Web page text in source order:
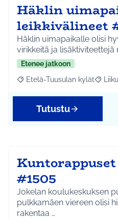
Häklin
leikkivälineet
Häklin uimapaikalle olisi
virikkeitä ja lisäktiviteettejä
Etenee jatkoon
Rajaa tulokset aihepiirin
Etelä-Tuusulan kylät Rajaa
Tutustu
#1505
Jokelan koulukeskuksen
pulkkamäen viereen olisi
rakentaa …